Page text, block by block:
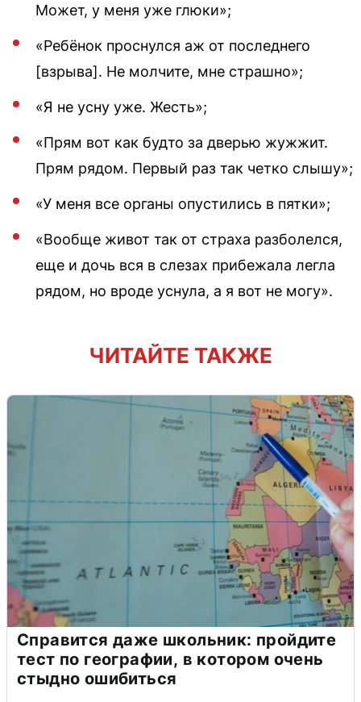
Может, у меня уже глюки»;
«Ребёнок проснулся аж от последнего
[взрыва]. Не молчите, мне страшно»;
«Я не усну уже. Жесть»;
«Прям вот как будто за дверью жужжит.
Прям рядом. Первый раз так четко слышу»;
«У меня все органы опустились в пятки»;
«Вообще живот так от страха разболелся,
еще и дочь вся в слезах прибежала легла
рядом, но вроде уснула, а я вот не могу».
ЧИТАЙТЕ ТАКЖЕ
Справится даже школьник: пройдите
тест по географии, в котором очень
стыдно ошибиться